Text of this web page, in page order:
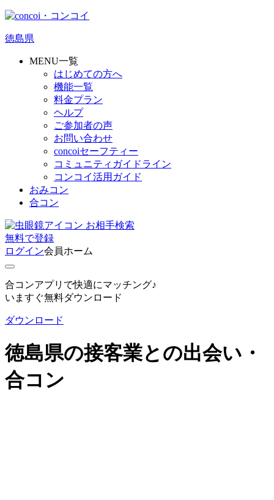
徳島県
MENU一覧
はじめての方へ
機能一覧
料金プラン
ヘルプ
ご参加者の声
お問い合わせ
concoiセーフティー
コミュニティガイドライン
コンコイ活用ガイド
おみコン
合コン
お相手検索
無料で登録
ログイン会員ホーム
合コンアプリで快適にマッチング♪
いますぐ無料ダウンロード
ダウンロード
徳島県の接客業との出会い・
合コン